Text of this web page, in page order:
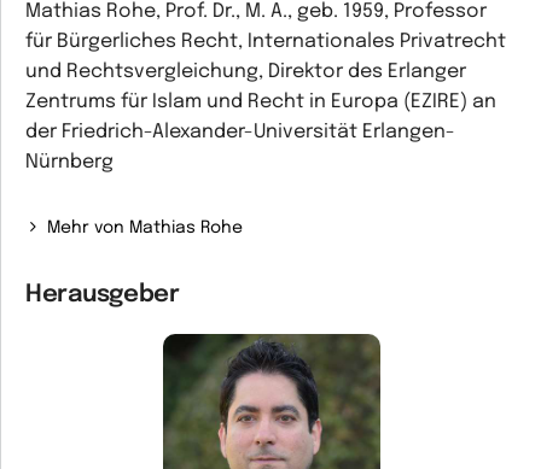
Mathias Rohe, Prof. Dr., M. A., geb. 1959, Professor
für Bürgerliches Recht, Internationales Privatrecht
und Rechtsvergleichung, Direktor des Erlanger
Zentrums für Islam und Recht in Europa (EZIRE) an
der Friedrich-Alexander-Universität Erlangen-
Nürnberg
Mehr von Mathias Rohe
Herausgeber